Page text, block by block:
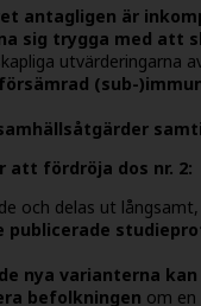
antagligen är
sig trygga med att
utvärderingarna
(sub-
att fördröja dos nr. 2:
och delas ut
publicerade
nya varianterna
befolkningen om